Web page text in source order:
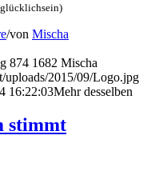
/von Mischa
874 1682 Mischa
uploads/2015/09/Logo.jpg
16:22:03Mehr des­sel­ben
stimmt